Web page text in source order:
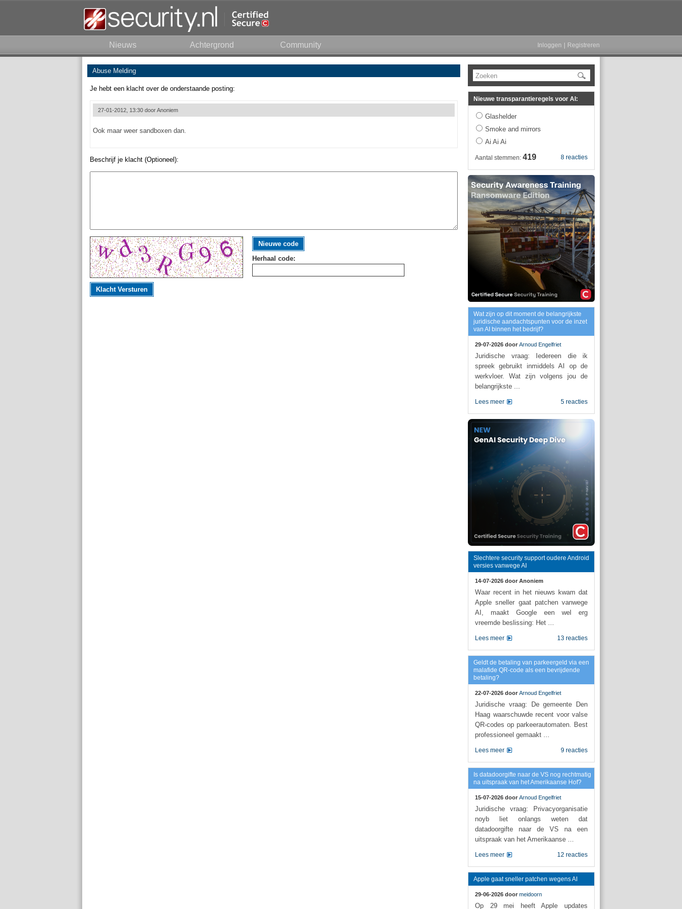
Nieuws Achtergrond Community Inloggen Registreren
Abuse Melding
Je hebt een klacht over de onderstaande posting:
27-01-2012, 13:30 doorAnoniem
Ook maar weer sandboxen dan.
Beschrijf je klacht (Optioneel):
Nieuwe code
Herhaal code:
Klacht Versturen
Zoeken
Nieuwe transparantieregels voor AI:
Glashelder
Smoke and mirrors
Ai Ai Ai
8 reacties
Aantal stemmen: 419
Wat zijn op dit moment de belangrijkste
juridische aandachtspunten voor de inzet
van AI binnen het bedrijf?
29-07-2026 door Arnoud Engelfriet
Juridische vraag: Iedereen die ik
spreek gebruikt inmiddels AI op de
werkvloer. Wat zijn volgens jou de
belangrijkste ...
5 reacties
Lees meer
Slechtere security support oudere Android
versies vanwege AI
14-07-2026 door Anoniem
Waar recent in het nieuws kwam dat
Apple sneller gaat patchen vanwege
AI, maakt Google een wel erg
vreemde beslissing: Het ...
13 reacties
Lees meer
Geldt de betaling van parkeergeld via een
malafide QR-code als een bevrijdende
betaling?
22-07-2026 door Arnoud Engelfriet
Juridische vraag: De gemeente Den
Haag waarschuwde recent voor valse
QR-codes op parkeerautomaten. Best
professioneel gemaakt ...
9 reacties
Lees meer
Is datadoorgifte naar de VS nog rechtmatig
na uitspraak van het Amerikaanse Hof?
15-07-2026 door Arnoud Engelfriet
Juridische vraag: Privacyorganisatie
noyb liet onlangs weten dat
datadoorgifte naar de VS na een
uitspraak van het Amerikaanse ...
12 reacties
Lees meer
Apple gaat sneller patchen wegens AI
29-06-2026 door meidoorn
Op 29 mei heeft Apple updates